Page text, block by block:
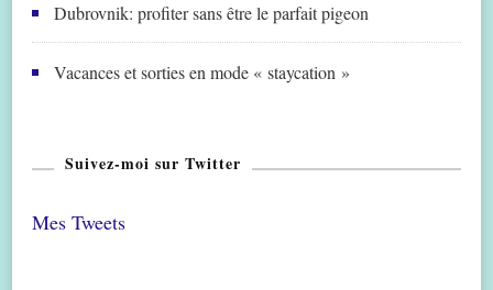
Dubrovnik: profiter sans être le parfait pigeon
Vacances et sorties en mode « staycation »
Suivez-moi sur Twitter
Mes Tweets